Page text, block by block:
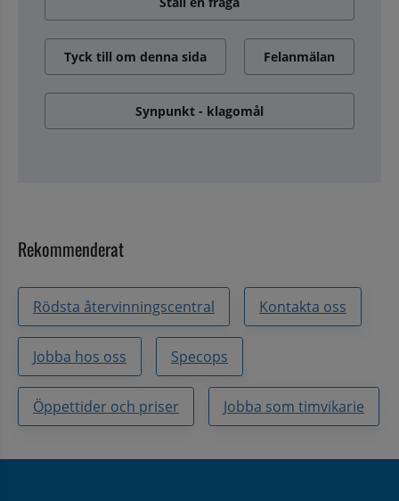
Tyck till om denna sida Felanmälan
Synpunkt - klagomål
Rekommenderat
Rödsta återvinningscentral Kontakta oss
Jobba hos oss Specops
Öppettider och priser Jobba som timvikarie